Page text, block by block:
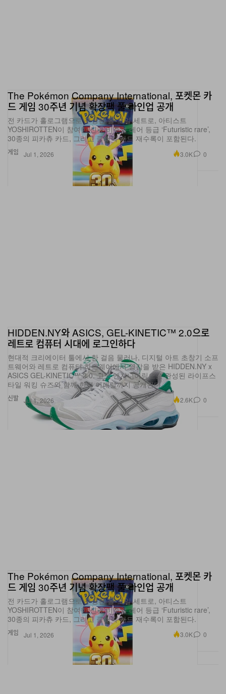
게임
The Pokémon Company International, 포켓몬 카
드 게임 30주년 기념 확장팩 풀 라인업 공개
전 카드가 홀로그램으로 구성된 올-포일 세트로, 아티스트
YOSHIROTTEN이 참여한 신규 비주얼 레어 등급 ‘Futuristic rare’,
30종의 피카츄 카드, 그리고 클래식 카드 재수록이 포함된다.
Jul 1, 2026 3.0K 0
신발
HIDDEN.NY와 ASICS, GEL-KINETIC™ 2.0으로
레트로 컴퓨터 시대에 로그인하다
현대적 크리에이터 툴에서 한 걸음 물러나, 디지털 아트 초창기 소프
트웨어와 레트로 컴퓨터 하드웨어에서 영감을 받은 HIDDEN.NY x
ASICS GEL-KINETIC™ 2.0. 고도 엔지니어링으로 완성된 라이프스
타일 워킹 슈즈와 함께 한정 어패럴까지 공개된다.
Jul 1, 2026 2.6K 0
게임
The Pokémon Company International, 포켓몬 카
드 게임 30주년 기념 확장팩 풀 라인업 공개
전 카드가 홀로그램으로 구성된 올-포일 세트로, 아티스트
YOSHIROTTEN이 참여한 신규 비주얼 레어 등급 ‘Futuristic rare’,
30종의 피카츄 카드, 그리고 클래식 카드 재수록이 포함된다.
Jul 1, 2026 3.0K 0